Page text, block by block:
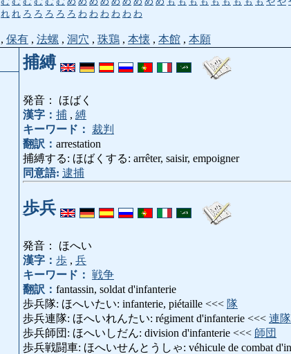
れ れ ろ ろ ろ ろ ろ わ わ わ わ わ わ
, 保有 , 法螺 , 洞穴 , 珠鶏 , 本懐 , 本館 , 本願
捕縛
発音： ほばく
漢字： 捕 , 縛
キーワード：
裁判
翻訳： arrestation
捕縛する: ほばくする: arrêter, saisir, empoigner
同意語: 逮捕
歩兵
発音： ほへい
漢字： 歩 , 兵
キーワード： 戦争
翻訳： fantassin, soldat d'infanterie
歩兵隊: ほへいたい: infanterie, piétaille <<< 隊
歩兵連隊: ほへいれんたい: régiment d'infanterie <<< 連隊
歩兵師団: ほへいしだん: division d'infanterie <<< 師団
歩兵戦闘車: ほへいせんとうしゃ: véhicule de combat